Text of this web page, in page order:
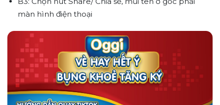
màn hình điện thoại